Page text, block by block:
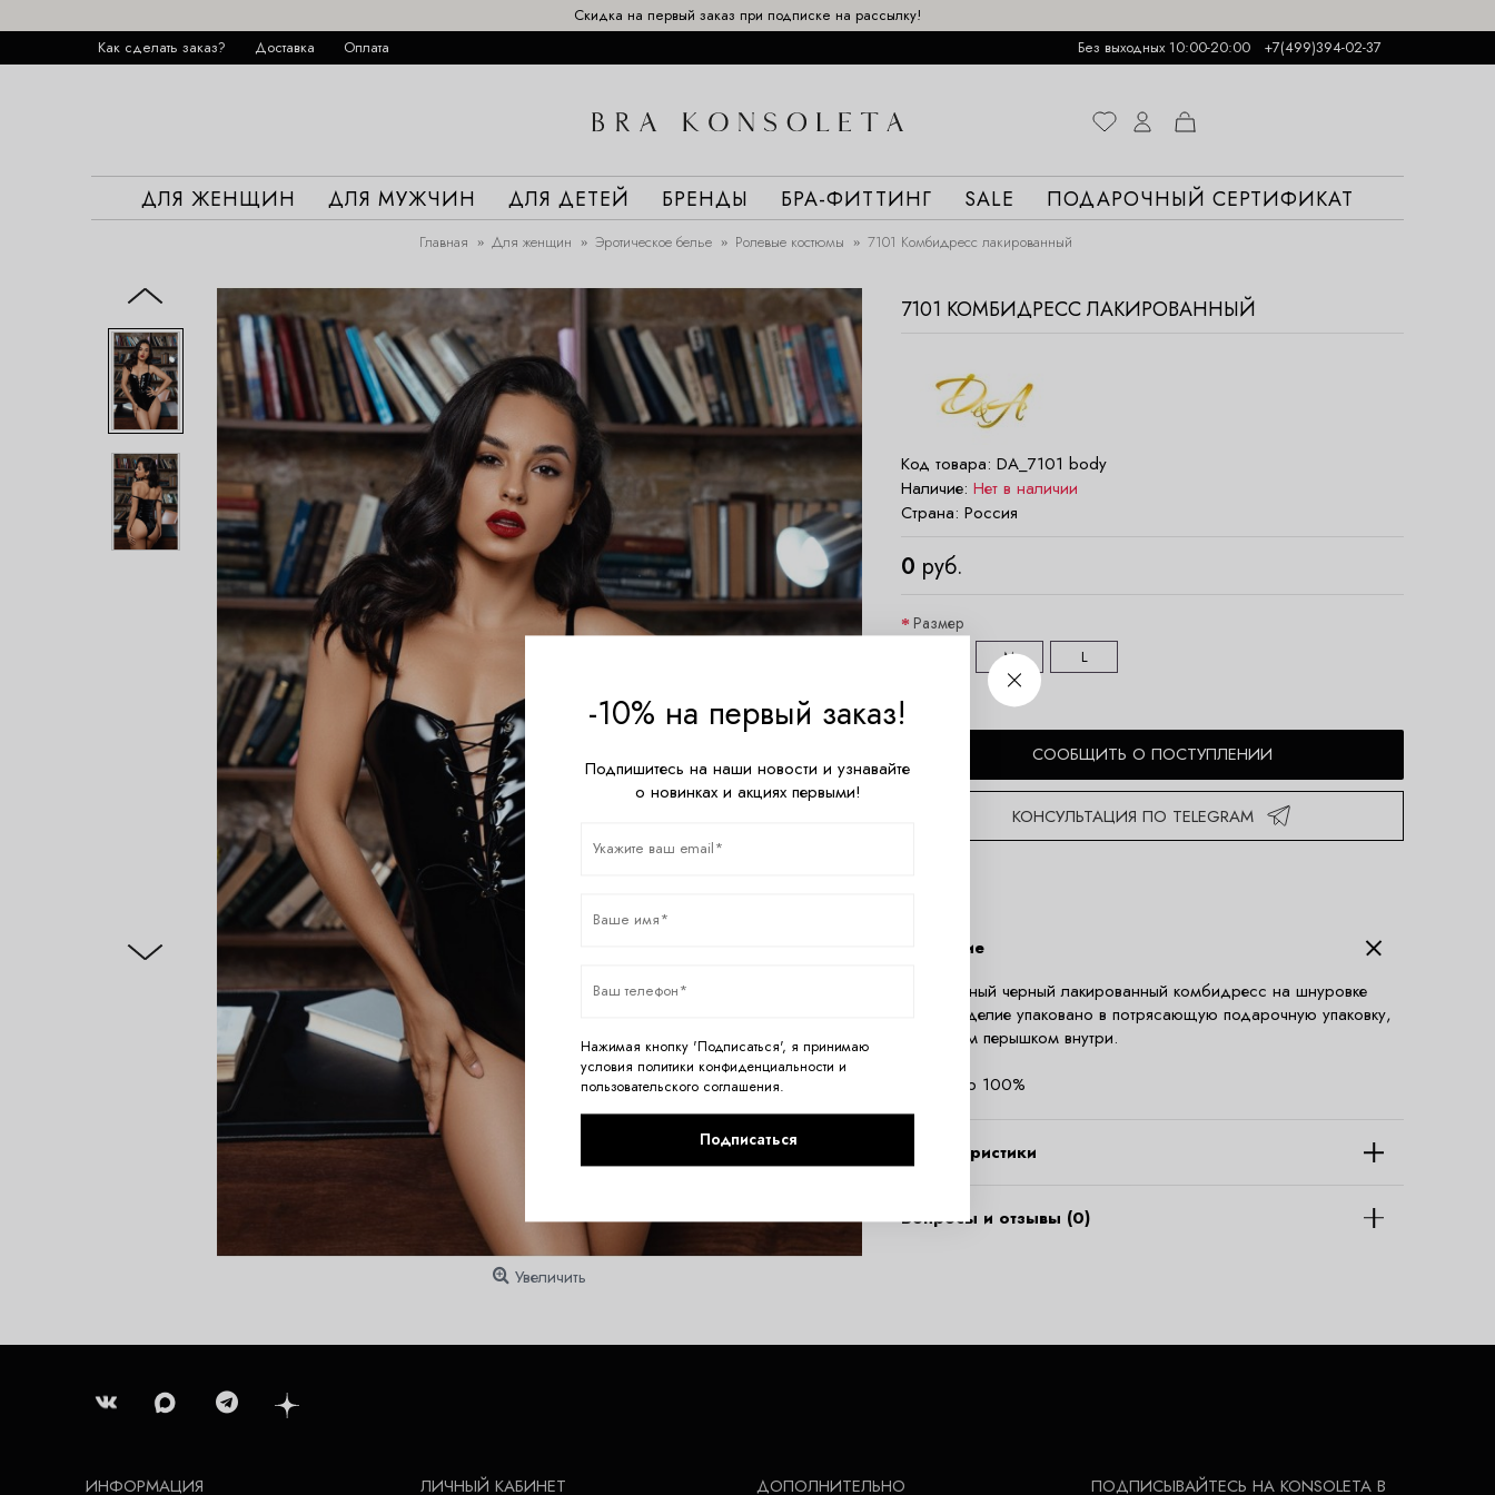
Скидка на первый заказ при подписке на рассылку!
Как сделать заказ?
Доставка Оплата Без выходных 10:00-20:00 +7(499)394-02-37
ДЛЯ ЖЕНЩИН ДЛЯ МУЖЧИН ДЛЯ ДЕТЕЙ БРЕНДЫ БРА-ФИТТИНГ SALE ПОДАРОЧНЫЙ СЕРТИФИКАТ
Главная Для женщин Эротическое белье Ролевые костюмы 7101 Комбидресс лакированный
Увеличить
7101 КОМБИДРЕСС ЛАКИРОВАННЫЙ
Код товара: DA_7101 body
Наличие: Нет в наличии
Страна: Россия
0 руб.
Размер
M L
СООБЩИТЬ О ПОСТУПЛЕНИИ
КОНСУЛЬТАЦИЯ ПО TELEGRAM
Описание
Сексуальный черный лакированный комбидресс на шнуровке
7101. Изделие упаковано в потрясающую подарочную упаковку,
с игривым перышком внутри.
полиэстер 100%
Характеристики
Вопросы и отзывы (0)
ИНФОРМАЦИЯ ЛИЧНЫЙ КАБИНЕТ ДОПОЛНИТЕЛЬНО ПОДПИСЫВАЙТЕСЬ НА KONSOLETA В
-10% на первый заказ!
Подпишитесь на наши новости и узнавайте
о новинках и акциях первыми!
Нажимая кнопку 'Подписаться', я принимаю
условия политики конфиденциальности и
пользовательского соглашения.
Подписаться